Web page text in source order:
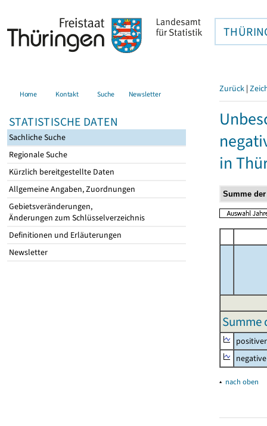
Home Kontakt Suche Newsletter
STATISTISCHE DATEN
Sachliche Suche
Regionale Suche
Kürzlich bereitgestellte Daten
Allgemeine Angaben, Zuordnungen
Gebietsveränderungen,
Änderungen zum Schlüsselverzeichnis
Definitionen und Erläuterungen
Newsletter
Zurück |
in
Summe
▴ nach oben